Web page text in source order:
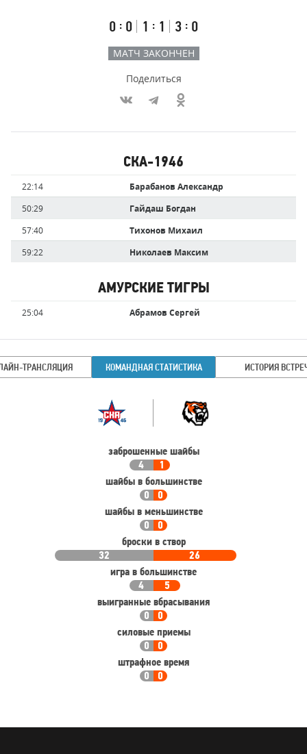
Первый
тайм
0 : 0
Второй
тайм
1 : 1
Третий
тайм
3 : 0
МАТЧ ЗАКОНЧЕН
Поделиться
забившие
голы
СКА-1946
Время Имя
игрока
22:14
Барабанов Александр
50:29
Гайдаш Богдан
57:40
Тихонов Михаил
59:22
Николаев Максим
АМУРСКИЕ ТИГРЫ
Время Имя
игрока
25:04 Абрамов Сергей
ТРАНСЛЯЦИЯ КОМАНДНАЯ СТАТИСТИКА ИСТОРИЯ
Команда
заброшенные шайбы
4
1
шайбы в большинстве
0
0
шайбы в меньшинстве
0
0
броски в створ
32
26
игра в большинстве
4
5
выигранные вбрасывания
0
0
силовые приемы
0
0
штрафное время
0
0